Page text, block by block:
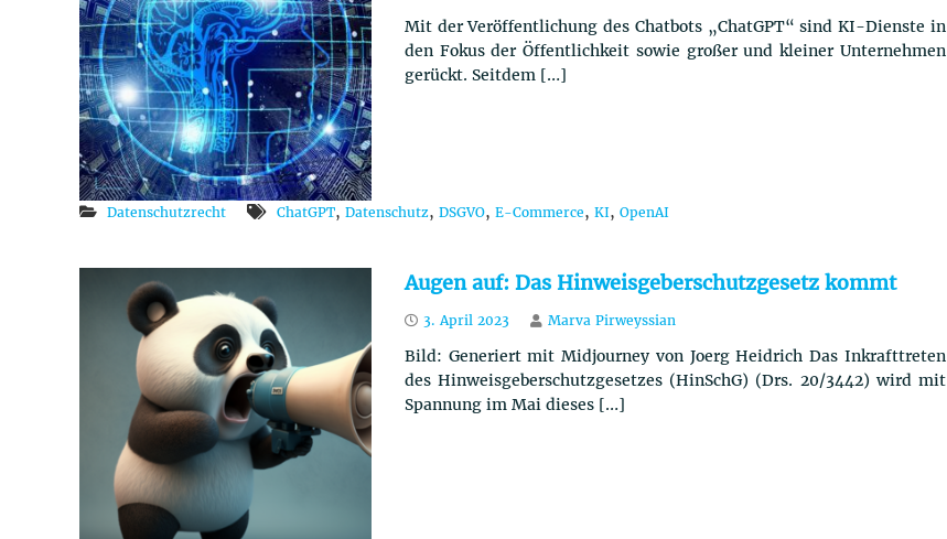
Mit der Veröffentlichung des Chatbots „ChatGPT“ sind KI-Dienste in
den Fokus der Öffentlichkeit sowie großer und kleiner Unternehmen
gerückt. Seitdem […]
Datenschutzrecht ChatGPT, Datenschutz, DSGVO, E-Commerce, KI, OpenAI
Augen auf: Das Hinweisgeberschutzgesetz kommt
3. April 2023 Marva Pirweyssian
Bild: Generiert mit Midjourney von Joerg Heidrich Das Inkrafttreten
des Hinweisgeberschutzgesetzes (HinSchG) (Drs. 20/3442) wird mit
Spannung im Mai dieses […]